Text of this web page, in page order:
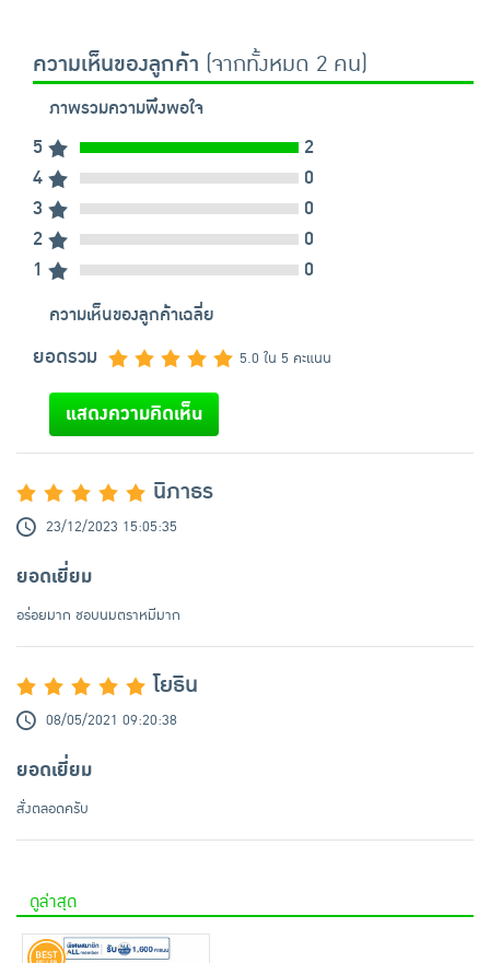
ความเห็นของลูกค้า (จากทั้งหมด 2 คน)
ภาพรวมความพึงพอใจ
5
2
4
0
3
0
2
0
1
0
ความเห็นของลูกค้าเฉลี่ย
ยอดรวม 5.0 ใน 5 คะแนน
แสดงความคิดเห็น
นิภาธร
23/12/2023 15:05:35
ยอดเยี่ยม
อร่อยมาก ชอบนมตราหมีมาก
โยธิน
08/05/2021 09:20:38
ยอดเยี่ยม
สั่งตลอดครับ
ดูล่าสุด